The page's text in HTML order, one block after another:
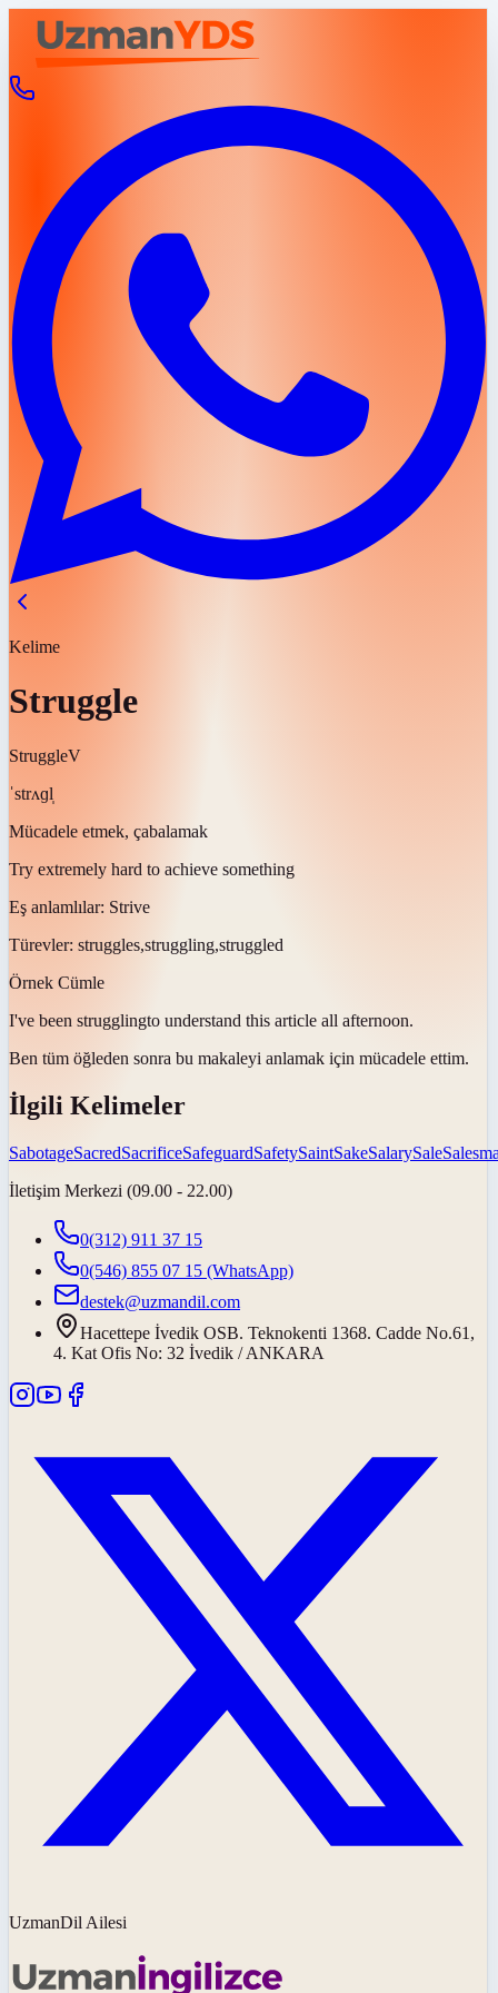
Kelime
Struggle
StruggleV
ˈstrʌɡl̩
Mücadele etmek, çabalamak
Try extremely hard to achieve something
Eş anlamlılar: Strive
Türevler: struggles,struggling,struggled
Örnek Cümle
I've been strugglingto understand this article all afternoon.
Ben tüm öğleden sonra bu makaleyi anlamak için mücadele ettim.
İlgili Kelimeler
SabotageSacredSacrificeSafeguardSafetySaintSakeSalarySale
İletişim Merkezi (09.00 - 22.00)
0(312) 911 37 15
0(546) 855 07 15 (WhatsApp)
destek@uzmandil.com
Hacettepe İvedik OSB. Teknokenti 1368. Cadde No.61,
4. Kat Ofis No: 32 İvedik / ANKARA
UzmanDil Ailesi